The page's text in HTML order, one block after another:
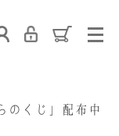
くじ」配布中